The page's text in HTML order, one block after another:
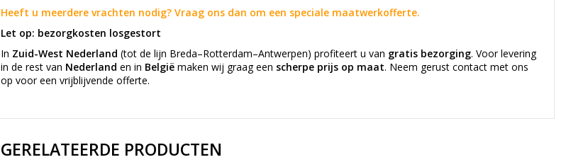
Heeft u meerdere vrachten nodig? Vraag ons dan om een speciale maatwerkofferte.
Let op: bezorgkosten losgestort
In Zuid-West Nederland (tot de lijn Breda–Rotterdam–Antwerpen) profiteert u van gratis bezorging. Voor levering
in de rest van Nederland en in België maken wij graag een scherpe prijs op maat. Neem gerust contact met ons
op voor een vrijblijvende offerte.
GERELATEERDE PRODUCTEN